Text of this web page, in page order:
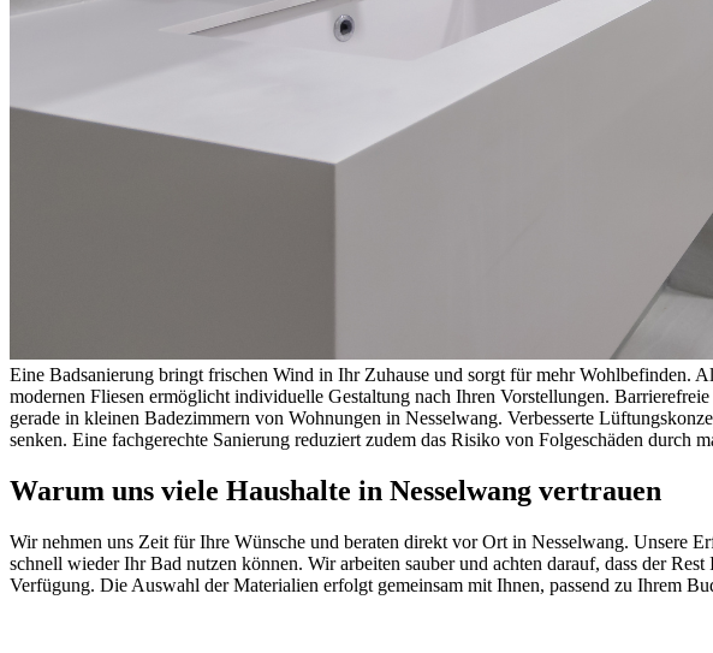
Eine Badsanierung bringt frischen Wind in Ihr Zuhause und sorgt für mehr Wohlbefinden.
modernen Fliesen ermöglicht individuelle Gestaltung nach Ihren Vorstellungen.
gerade in kleinen Badezimmern von Wohnungen in Nesselwang. Verbesserte
senken. Eine fachgerechte Sanierung reduziert zudem das Risiko von Folgeschäden
Warum uns viele Haushalte in Nesselwang vertrauen
Wir nehmen uns Zeit für Ihre Wünsche und beraten direkt vor Ort in Nesselwang. Unsere
schnell wieder Ihr Bad nutzen können. Wir arbeiten sauber und achten darauf, dass der
Verfügung. Die Auswahl der Materialien erfolgt gemeinsam mit Ihnen, passend zu Ihrem